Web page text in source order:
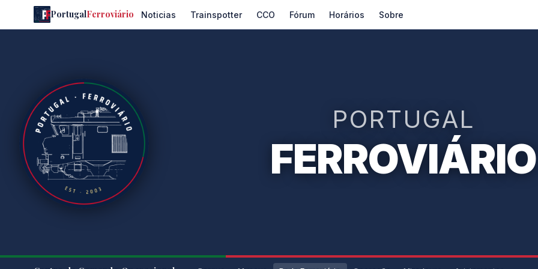
PortugalFerroviário Noticias Trainspotter CCO Fórum Horários Sobre
PORTUGAL
FERROVIÁRIO